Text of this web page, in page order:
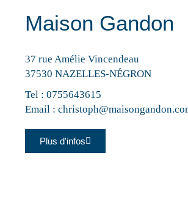
Maison Gandon
37 rue Amélie Vincendeau
37530 NAZELLES-NÉGRON
Tel :0755643615
Email :
Plus d'infos